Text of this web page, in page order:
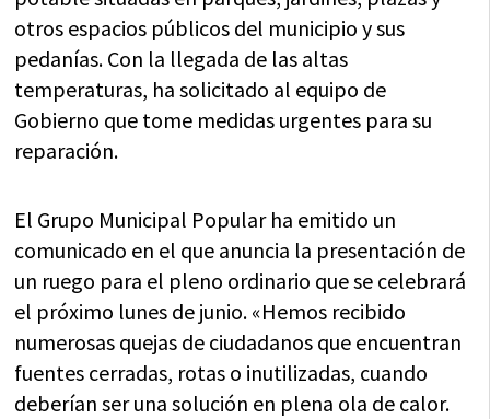
otros espacios públicos del municipio y sus
pedanías. Con la llegada de las altas
temperaturas, ha solicitado al equipo de
Gobierno que tome medidas urgentes para su
reparación.
El Grupo Municipal Popular ha emitido un
comunicado en el que anuncia la presentación de
un ruego para el pleno ordinario que se celebrará
el próximo lunes de junio. «Hemos recibido
numerosas quejas de ciudadanos que encuentran
fuentes cerradas, rotas o inutilizadas, cuando
deberían ser una solución en plena ola de calor.